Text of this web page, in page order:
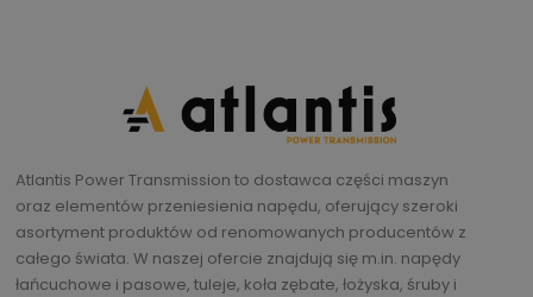
Atlantis Power Transmission to dostawca części maszyn
oraz elementów przeniesienia napędu, oferujący szeroki
asortyment produktów od renomowanych producentów z
całego świata. W naszej ofercie znajdują się m.in. napędy
łańcuchowe i pasowe, tuleje, koła zębate, łożyska, śruby i